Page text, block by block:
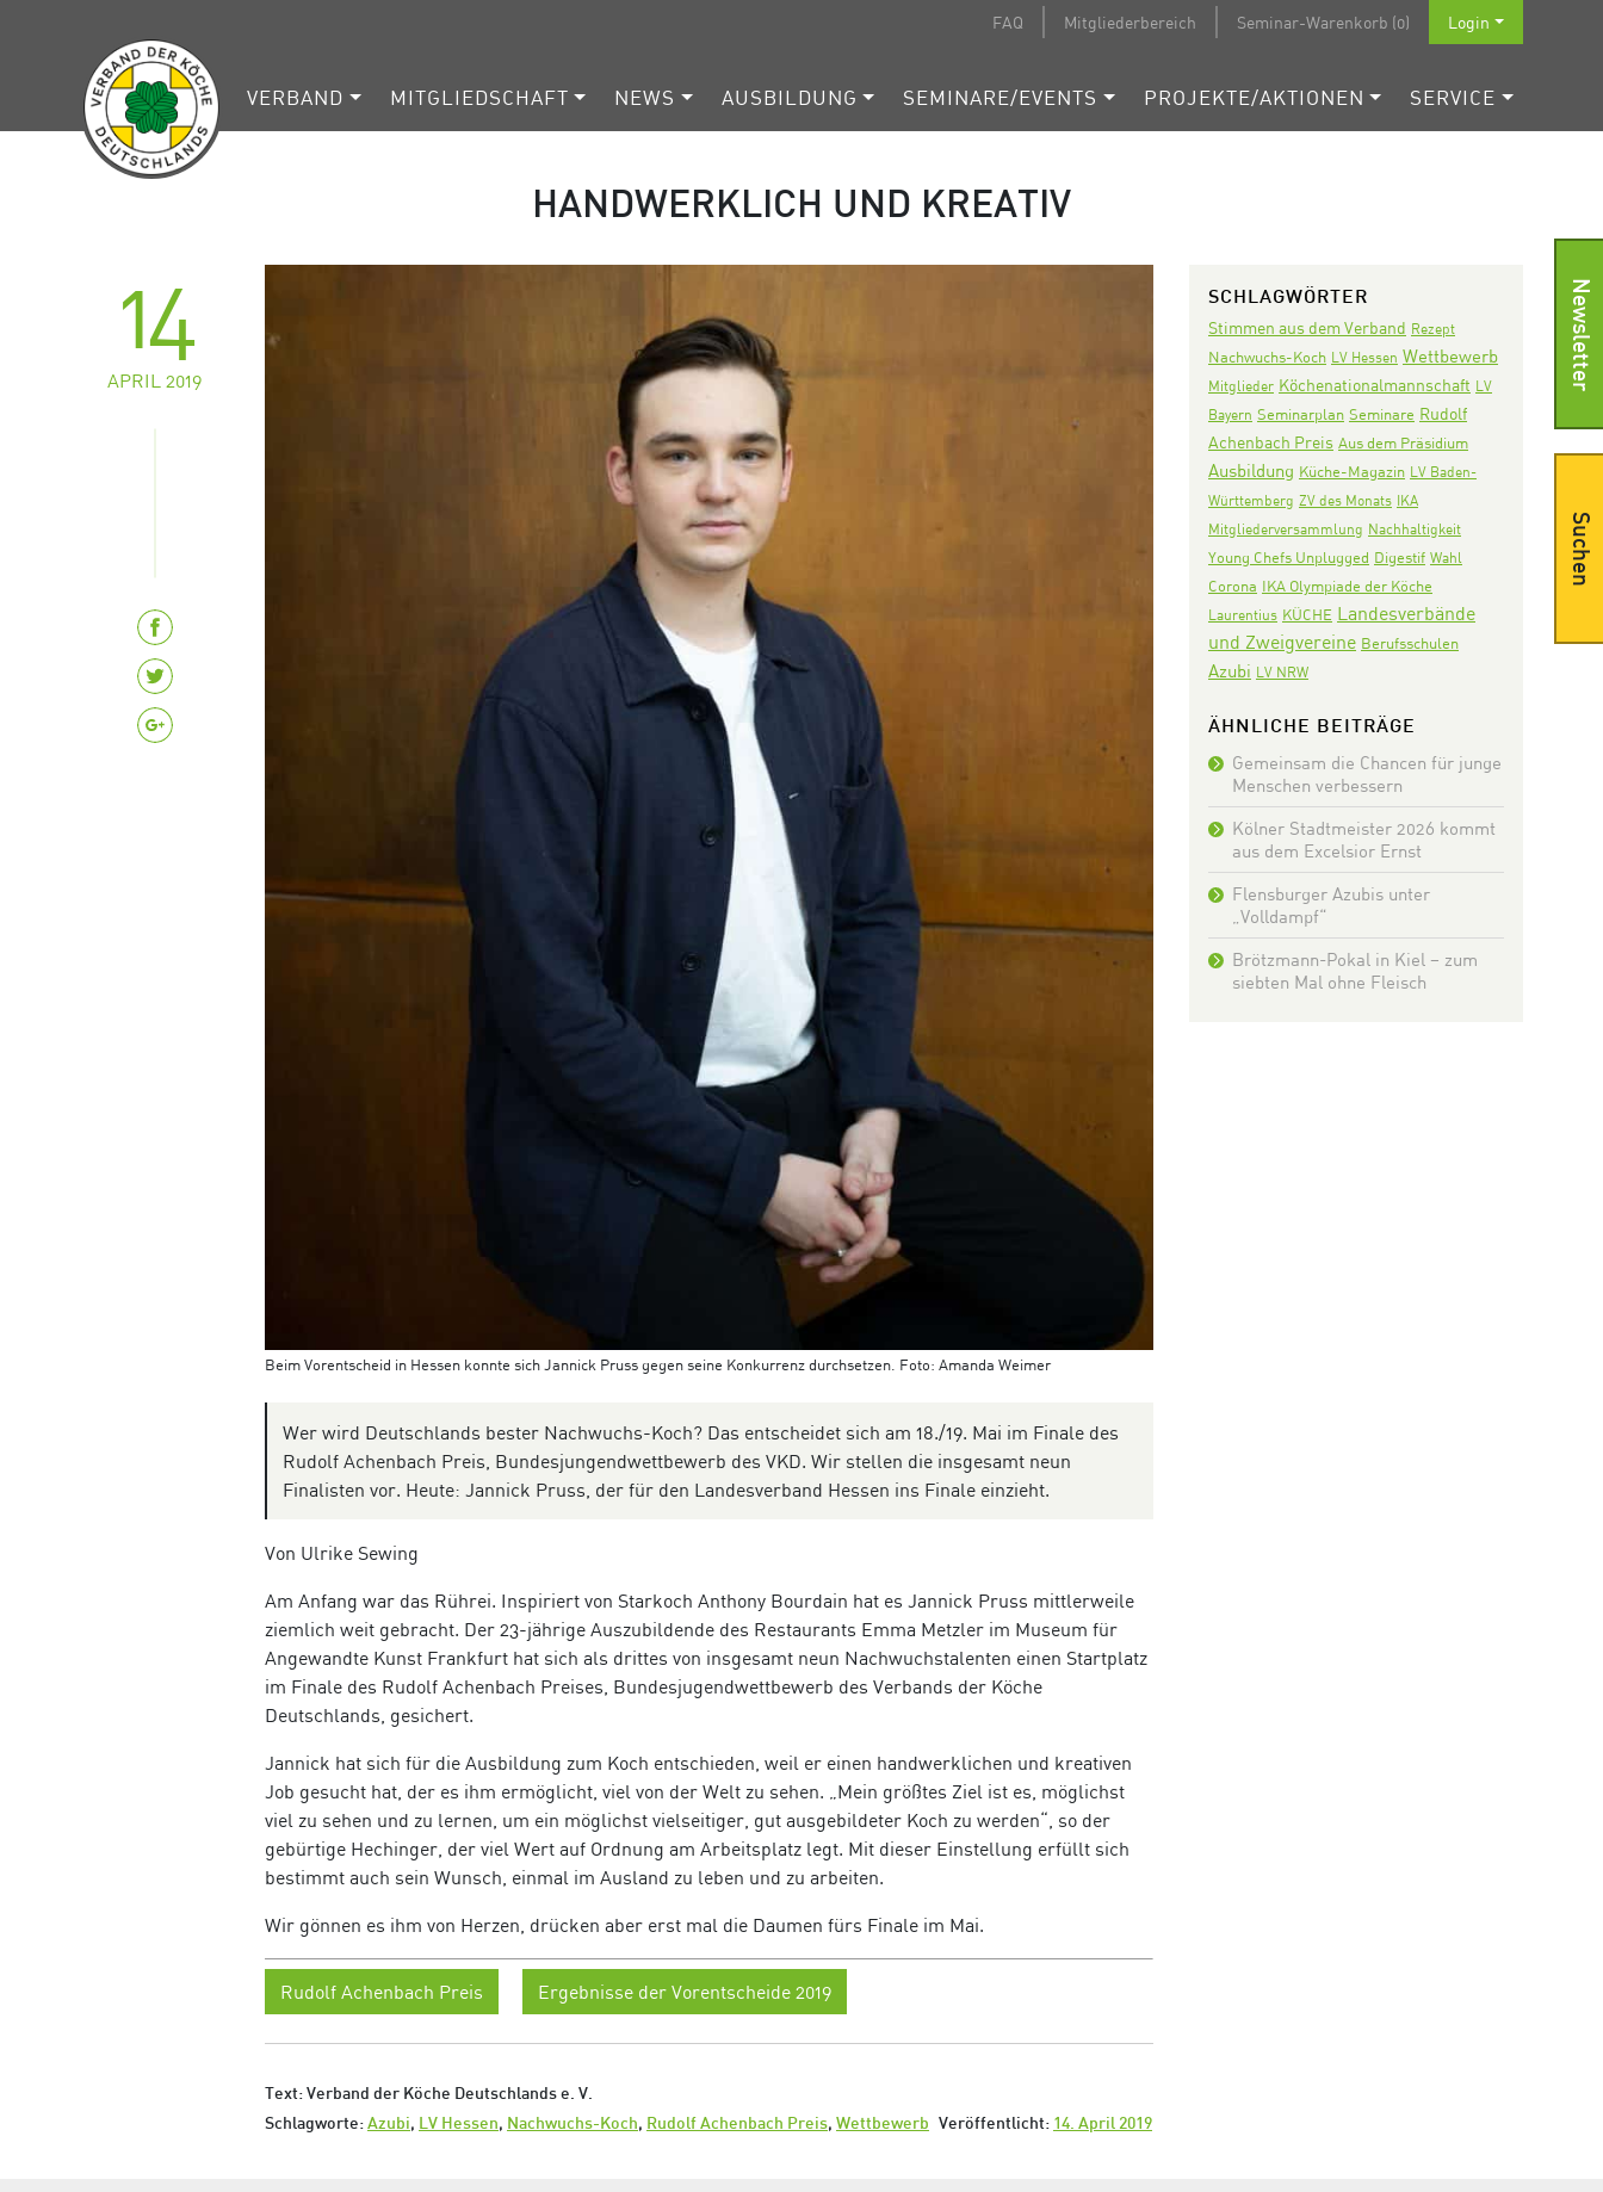
FAQ Mitgliederbereich Seminar-Warenkorb (0) Login
VERBAND MITGLIEDSCHAFT NEWS AUSBILDUNG SEMINARE/EVENTS PROJEKTE/AKTIONEN SERVICE
HANDWERKLICH UND KREATIV
14
APRIL 2019
Beim Vorentscheid in Hessen konnte sich Jannick Pruss gegen seine Konkurrenz durchsetzen. Foto: Amanda Weimer
Wer wird Deutschlands bester Nachwuchs-Koch? Das entscheidet sich am 18./19. Mai im Finale des
Rudolf Achenbach Preis, Bundesjungendwettbewerb des VKD. Wir stellen die insgesamt neun
Finalisten vor. Heute: Jannick Pruss, der für den Landesverband Hessen ins Finale einzieht.
Von Ulrike Sewing
Am Anfang war das Rührei. Inspiriert von Starkoch Anthony Bourdain hat es Jannick Pruss mittlerweile
ziemlich weit gebracht. Der 23-jährige Auszubildende des Restaurants Emma Metzler im Museum für
Angewandte Kunst Frankfurt hat sich als drittes von insgesamt neun Nachwuchstalenten einen Startplatz
im Finale des Rudolf Achenbach Preises, Bundesjugendwettbewerb des Verbands der Köche
Deutschlands, gesichert.
Jannick hat sich für die Ausbildung zum Koch entschieden, weil er einen handwerklichen und kreativen
Job gesucht hat, der es ihm ermöglicht, viel von der Welt zu sehen. „Mein größtes Ziel ist es, möglichst
viel zu sehen und zu lernen, um ein möglichst vielseitiger, gut ausgebildeter Koch zu werden“, so der
gebürtige Hechinger, der viel Wert auf Ordnung am Arbeitsplatz legt. Mit dieser Einstellung erfüllt sich
bestimmt auch sein Wunsch, einmal im Ausland zu leben und zu arbeiten.
Wir gönnen es ihm von Herzen, drücken aber erst mal die Daumen fürs Finale im Mai.
Rudolf Achenbach Preis Ergebnisse der Vorentscheide 2019
Text: Verband der Köche Deutschlands e. V.
Schlagworte: Azubi, LV Hessen, Nachwuchs-Koch, Rudolf Achenbach Preis, Wettbewerb Veröffentlicht: 14. April 2019
SCHLAGWÖRTER
Stimmen aus dem Verband Rezept
Nachwuchs-Koch LV Hessen Wettbewerb
Mitglieder Köchenationalmannschaft LV
Bayern Seminarplan Seminare Rudolf
Achenbach Preis Aus dem Präsidium
Ausbildung Küche-Magazin LV Baden-
Württemberg ZV des Monats IKA
Mitgliederversammlung Nachhaltigkeit
Young Chefs Unplugged Digestif Wahl
Corona IKA Olympiade der Köche
Laurentius KÜCHE Landesverbände
und Zweigvereine Berufsschulen
Azubi LV NRW
ÄHNLICHE BEITRÄGE
Gemeinsam die Chancen für junge
Menschen verbessern
Kölner Stadtmeister 2026 kommt
aus dem Excelsior Ernst
Flensburger Azubis unter
„Volldampf“
Brötzmann-Pokal in Kiel – zum
siebten Mal ohne Fleisch
Newsletter
Suchen